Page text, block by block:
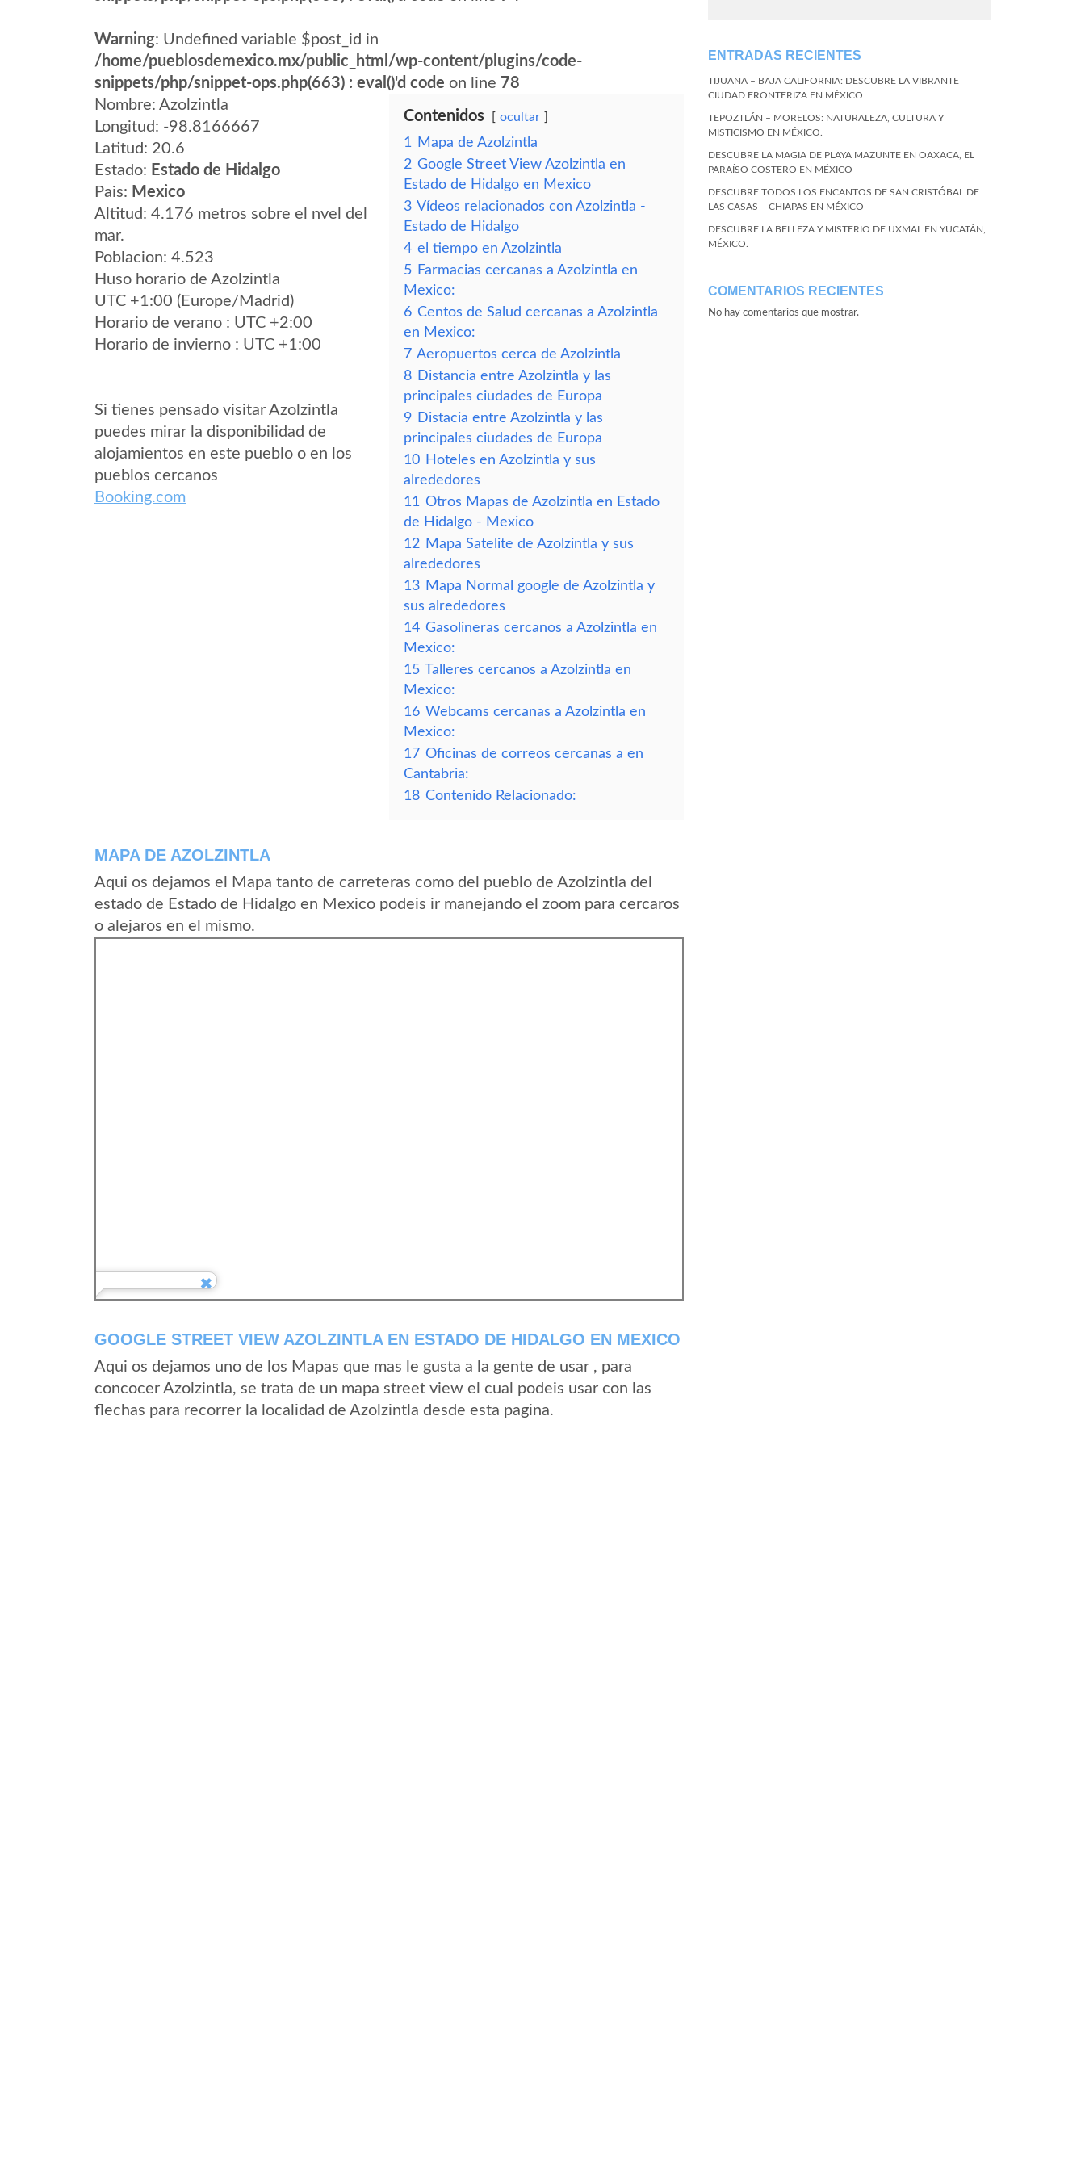
Warning: Undefined variable $post_id in
/home/pueblosdemexico.mx/public_html/wp-content/plugins/code-
snippets/php/snippet-ops.php(663) : eval()'d code on line 78
Nombre: Azolzintla
Longitud: -98.8166667
Latitud: 20.6
Estado: Estado de Hidalgo
Pais: Mexico
Altitud: 4.176 metros sobre el nvel del
mar.
Poblacion: 4.523
Huso horario de Azolzintla
UTC +1:00 (Europe/Madrid)
Horario de verano : UTC +2:00
Horario de invierno : UTC +1:00
Si tienes pensado visitar Azolzintla
puedes mirar la disponibilidad de
alojamientos en este pueblo o en los
pueblos cercanos
Booking.com
Contenidos ocultar
1
Mapa de Azolzintla
2 Google Street View Azolzintla en
Estado de Hidalgo en Mexico
3 Vídeos relacionados con Azolzintla -
Estado de Hidalgo
4 el tiempo en Azolzintla
5 Farmacias cercanas a Azolzintla en
Mexico:
6 Centos de Salud cercanas a Azolzintla
en Mexico:
7 Aeropuertos cerca de Azolzintla
8 Distancia entre Azolzintla y las
principales ciudades de Europa
9 Distacia entre Azolzintla y las
principales ciudades de Europa
10 Hoteles en Azolzintla y sus
alrededores
11 Otros Mapas de Azolzintla en Estado
de Hidalgo - Mexico
12 Mapa Satelite de Azolzintla y sus
alrededores
13 Mapa Normal google de Azolzintla y
sus alrededores
14 Gasolineras cercanos a Azolzintla en
Mexico:
15 Talleres cercanos a Azolzintla en
Mexico:
16 Webcams cercanas a Azolzintla en
Mexico:
17 Oficinas de correos cercanas a en
Cantabria:
18 Contenido Relacionado:
MAPA DE AZOLZINTLA
Aqui os dejamos el Mapa tanto de carreteras como del pueblo de Azolzintla del
estado de Estado de Hidalgo en Mexico podeis ir manejando el zoom para cercaros
o alejaros en el mismo.
GOOGLE STREET VIEW AZOLZINTLA EN ESTADO DE HIDALGO EN MEXICO
Aqui os dejamos uno de los Mapas que mas le gusta a la gente de usar , para
concocer Azolzintla, se trata de un mapa street view el cual podeis usar con las
flechas para recorrer la localidad de Azolzintla desde esta pagina.
ENTRADAS RECIENTES
TIJUANA – BAJA CALIFORNIA: DESCUBRE LA VIBRANTE
CIUDAD FRONTERIZA EN MÉXICO
TEPOZTLÁN – MORELOS: NATURALEZA, CULTURA Y
MISTICISMO EN MÉXICO.
DESCUBRE LA MAGIA DE PLAYA MAZUNTE EN OAXACA, EL
PARAÍSO COSTERO EN MÉXICO
DESCUBRE TODOS LOS ENCANTOS DE SAN CRISTÓBAL DE
LAS CASAS – CHIAPAS EN MÉXICO
DESCUBRE LA BELLEZA Y MISTERIO DE UXMAL EN YUCATÁN,
MÉXICO.
COMENTARIOS RECIENTES
No hay comentarios que mostrar.